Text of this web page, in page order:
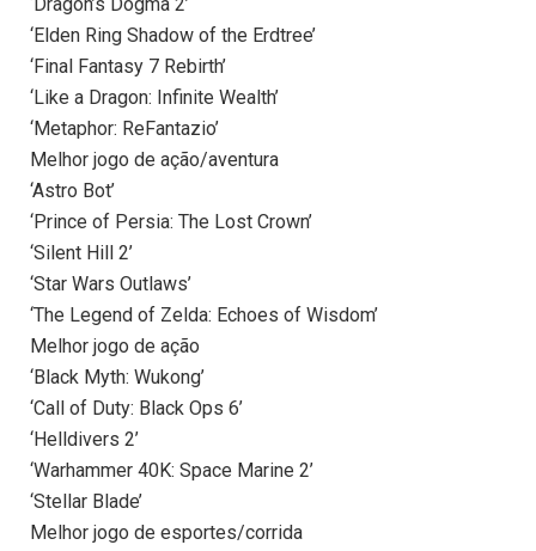
‘Elden Ring Shadow of the Erdtree’
‘Final Fantasy 7 Rebirth’
‘Like a Dragon: Infinite Wealth’
‘Metaphor: ReFantazio’
Melhor jogo de ação/aventura
‘Astro Bot’
‘Prince of Persia: The Lost Crown’
‘Silent Hill 2’
‘Star Wars Outlaws’
‘The Legend of Zelda: Echoes of Wisdom’
Melhor jogo de ação
‘Black Myth: Wukong’
‘Call of Duty: Black Ops 6’
‘Helldivers 2’
‘Warhammer 40K: Space Marine 2’
‘Stellar Blade’
Melhor jogo de esportes/corrida